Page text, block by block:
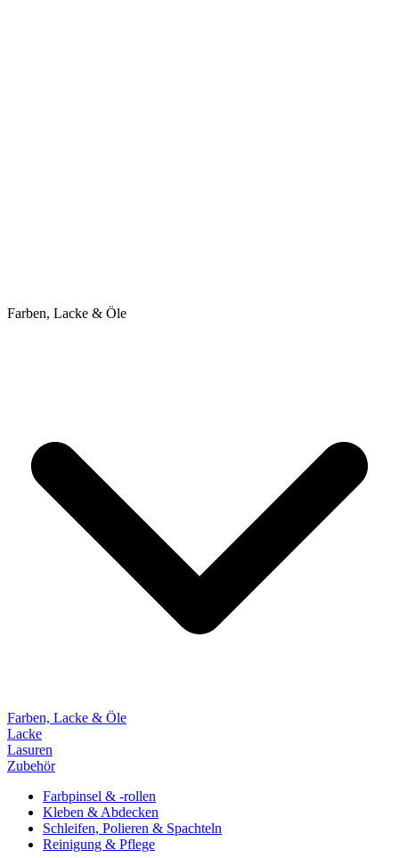
Farben, Lacke & Öle
Farben, Lacke & Öle
Lacke
Lasuren
Zubehör
Farbpinsel & -rollen
Kleben & Abdecken
Schleifen, Polieren & Spachteln
Reinigung & Pflege